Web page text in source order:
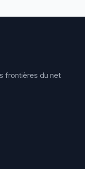
frontières du net